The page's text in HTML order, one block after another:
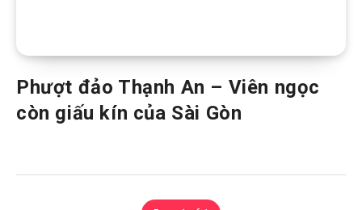
Phượt đảo Thạnh An – Viên ngọc
còn giấu kín của Sài Gòn